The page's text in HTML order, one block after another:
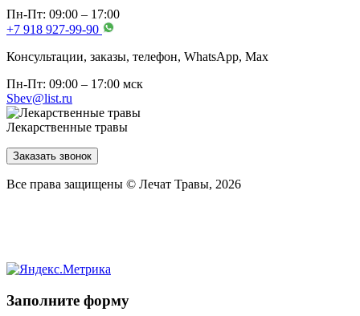
Пн-Пт: 09:00 – 17:00
+7 918 927-99-90
Консультации, заказы, телефон, WhatsApp, Мах
Пн-Пт: 09:00 – 17:00 мск
Sbev@list.ru
Лекарственные травы
Заказать звонок
Все права защищены © Лечат Травы, 2026
Заполните форму